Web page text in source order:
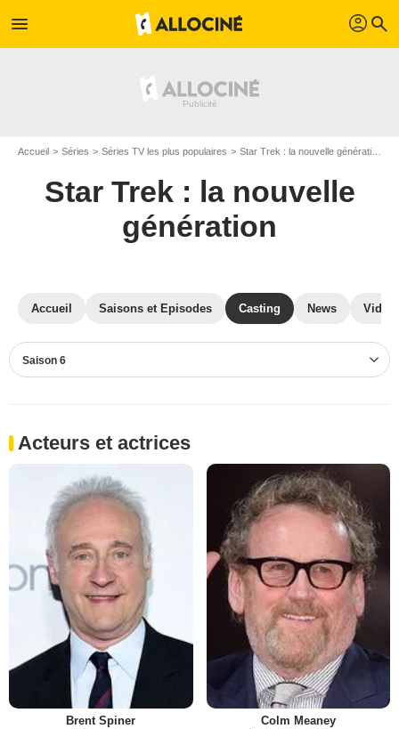
menu profil search
Accueil Séries Séries TV les plus populaires Star Trek : la nouvelle génération
Star Trek : la nouvelle
génération
Accueil Saisons et Episodes Casting News
Saison 6
Acteurs et actrices
Brent Spiner Colm Meaney